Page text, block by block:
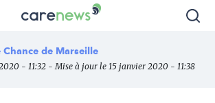
Carenews,
média
des
Chance de Marseille
- 11:32 - Mise à jour le 15 janvier 2020 - 11:38